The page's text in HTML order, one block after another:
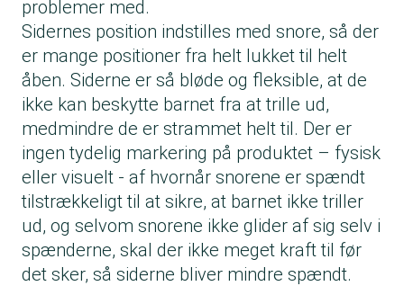
problemer med.
Sidernes position indstilles med snore, så der
er mange positioner fra helt lukket til helt
åben. Siderne er så bløde og fleksible, at de
ikke kan beskytte barnet fra at trille ud,
medmindre de er strammet helt til. Der er
ingen tydelig markering på produktet – fysisk
eller visuelt - af hvornår snorene er spændt
tilstrækkeligt til at sikre, at barnet ikke triller
ud, og selvom snorene ikke glider af sig selv i
spænderne, skal der ikke meget kraft til før
det sker, så siderne bliver mindre spændt.